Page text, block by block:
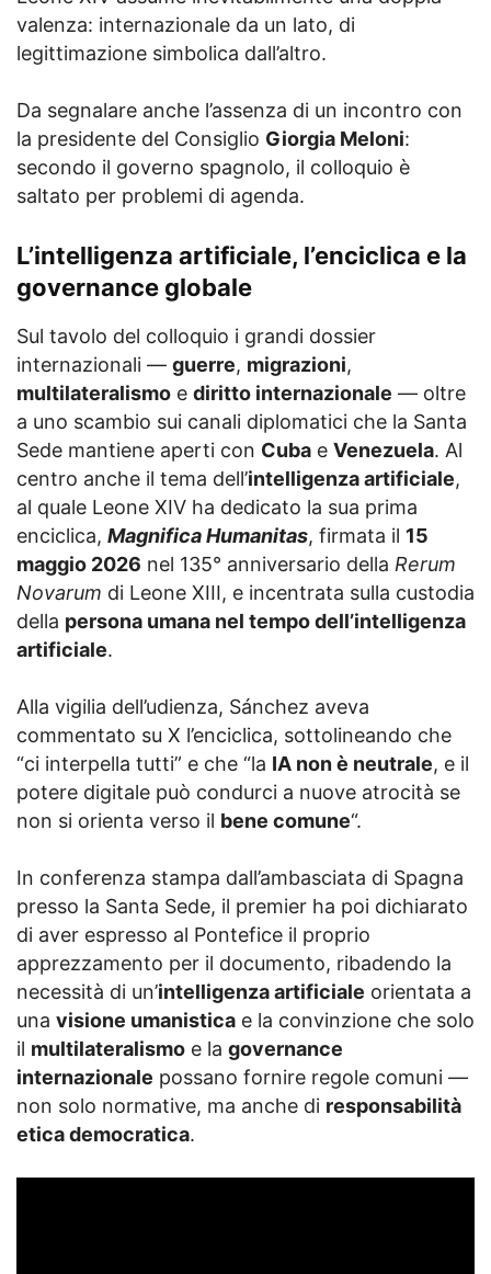
valenza: internazionale da un lato, di
legittimazione simbolica dall’altro.
Da segnalare anche l’assenza di un incontro con
la presidente del Consiglio Giorgia Meloni:
secondo il governo spagnolo, il colloquio è
saltato per problemi di agenda.
L’intelligenza artificiale, l’enciclica e la
governance globale
Sul tavolo del colloquio i grandi dossier
internazionali — guerre, migrazioni,
multilateralismo e diritto internazionale — oltre
a uno scambio sui canali diplomatici che la Santa
Sede mantiene aperti con Cuba e Venezuela. Al
centro anche il tema dell’intelligenza artificiale,
al quale Leone XIV ha dedicato la sua prima
enciclica, Magnifica Humanitas, firmata il 15
maggio 2026 nel 135° anniversario della Rerum
Novarum di Leone XIII, e incentrata sulla custodia
della persona umana nel tempo dell’intelligenza
artificiale.
Alla vigilia dell’udienza, Sánchez aveva
commentato su X l’enciclica, sottolineando che
“ci interpella tutti” e che “la IA non è neutrale, e il
potere digitale può condurci a nuove atrocità se
non si orienta verso il bene comune“.
In conferenza stampa dall’ambasciata di Spagna
presso la Santa Sede, il premier ha poi dichiarato
di aver espresso al Pontefice il proprio
apprezzamento per il documento, ribadendo la
necessità di un’intelligenza artificiale orientata a
una visione umanistica e la convinzione che solo
il multilateralismo e la governance
internazionale possano fornire regole comuni —
non solo normative, ma anche di responsabilità
etica democratica.